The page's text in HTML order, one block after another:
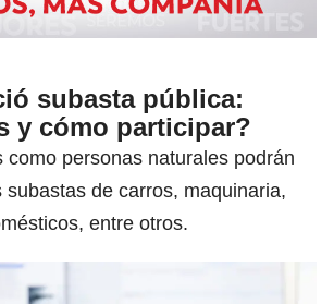
subasta pública:
y cómo participar?
como personas naturales podrán
subastas de carros, maquinaria,
entre otros.